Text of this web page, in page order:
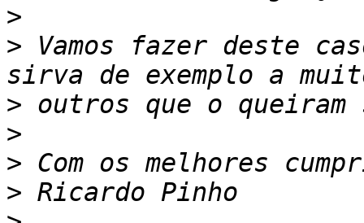
>
> Vamos fazer deste
>
>
>
>